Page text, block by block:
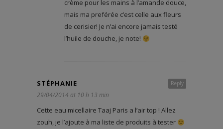
crème pour les mains à l’amande douce,
mais ma preférée c’est celle aux fleurs
de cerisier! Je n’ai encore jamais testé
l’huile de douche, je note!
Reply
STÉPHANIE
29/04/2014 at 10 h 13 min
Cette eau micellaire Taaj Paris a l’air top ! Allez
zouh, je l’ajoute à ma liste de produits à tester